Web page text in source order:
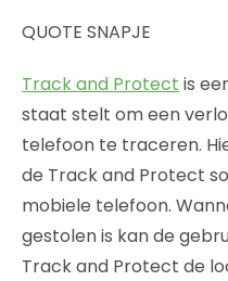
QUOTE SNAPJE
Track and Protect is
staat stelt om een
telefoon te traceren.
de Track and Protect
mobiele telefoon.
gestolen is kan de
Track and Protect de